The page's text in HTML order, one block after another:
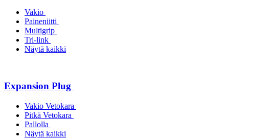
Vakio
Paineniitti
Multigrip
Tri-link
Näytä kaikki
Expansion Plug
Vakio Vetokara
Pitkä Vetokara
Pallolla
Näytä kaikki